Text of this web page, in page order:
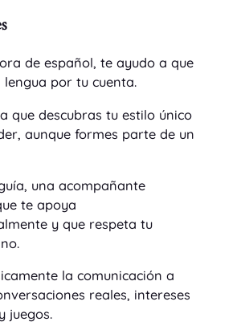
de español, te ayudo a que
por tu cuenta.
que descubras tu estilo único
aunque formes parte de un
una acompañante
te apoya
y que respeta tu
la comunicación a
reales, intereses
juegos.